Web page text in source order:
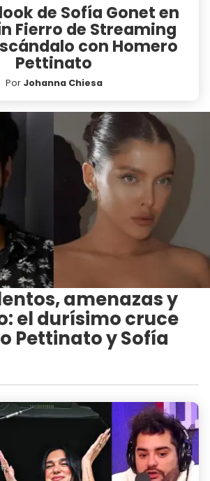
de Sofía Gonet en
Fierro de Streaming
con Homero
Pettinato
Por Johanna Chiesa
amenazas y
el durísimo cruce
Pettinato y Sofía